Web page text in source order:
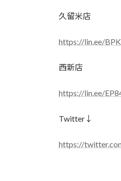
久留米店
https://lin.ee/
西新店
https://lin.ee/
Twitter↓
https://